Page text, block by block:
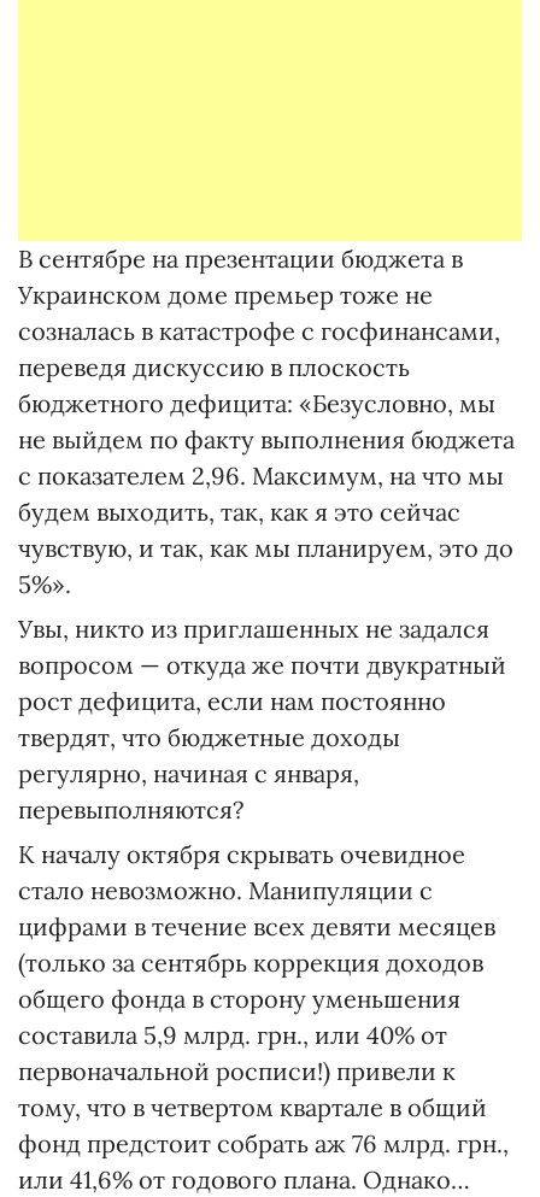
В сентябре на презентации бюджета в
Украинском доме премьер тоже не
созналась в катастрофе с госфинансами,
переведя дискуссию в плоскость
бюджетного дефицита: «Безусловно, мы
не выйдем по факту выполнения бюджета
с показателем 2,96. Максимум, на что мы
будем выходить, так, как я это сейчас
чувствую, и так, как мы планируем, это до
5%».
Увы, никто из приглашенных не задался
вопросом — откуда же почти двукратный
рост дефицита, если нам постоянно
твердят, что бюджетные доходы
регулярно, начиная с января,
перевыполняются?
К началу октября скрывать очевидное
стало невозможно. Манипуляции с
цифрами в течение всех девяти месяцев
(только за сентябрь коррекция доходов
общего фонда в сторону уменьшения
составила 5,9 млрд. грн., или 40% от
первоначальной росписи!) привели к
тому, что в четвертом квартале в общий
фонд предстоит собрать аж 76 млрд. грн.,
или 41,6% от годового плана. Однако…